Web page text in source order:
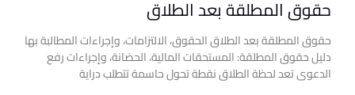
حقوق المطلقة بعد الطلاق
حقوق المطلقة بعد الطلاق الحقوق، الالتزامات، وإجراءات المطالبة بها
دليل حقوق المطلقة: المستحقات المالية، الحضانة، وإجراءات رفع
الدعوى تعد لحظة الطلاق نقطة تحول حاسمة تتطلب دراية